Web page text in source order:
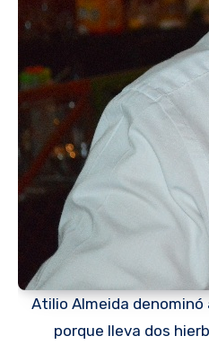
Atilio Almeida denominó
porque lleva dos